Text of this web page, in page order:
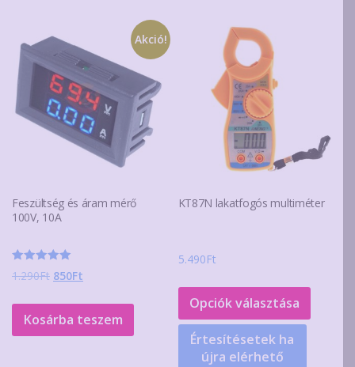
Akció!
Feszültség és áram mérő
100V, 10A
Értékelés:
5.00
1.290Ft Original
was:
1.290Ft.
850Ft
is:
850Ft.
Kosárba teszem
KT87N lakatfogós multiméter
5.490Ft
Opciók választása
Ennek
Értesítésetek ha
újra elérhető